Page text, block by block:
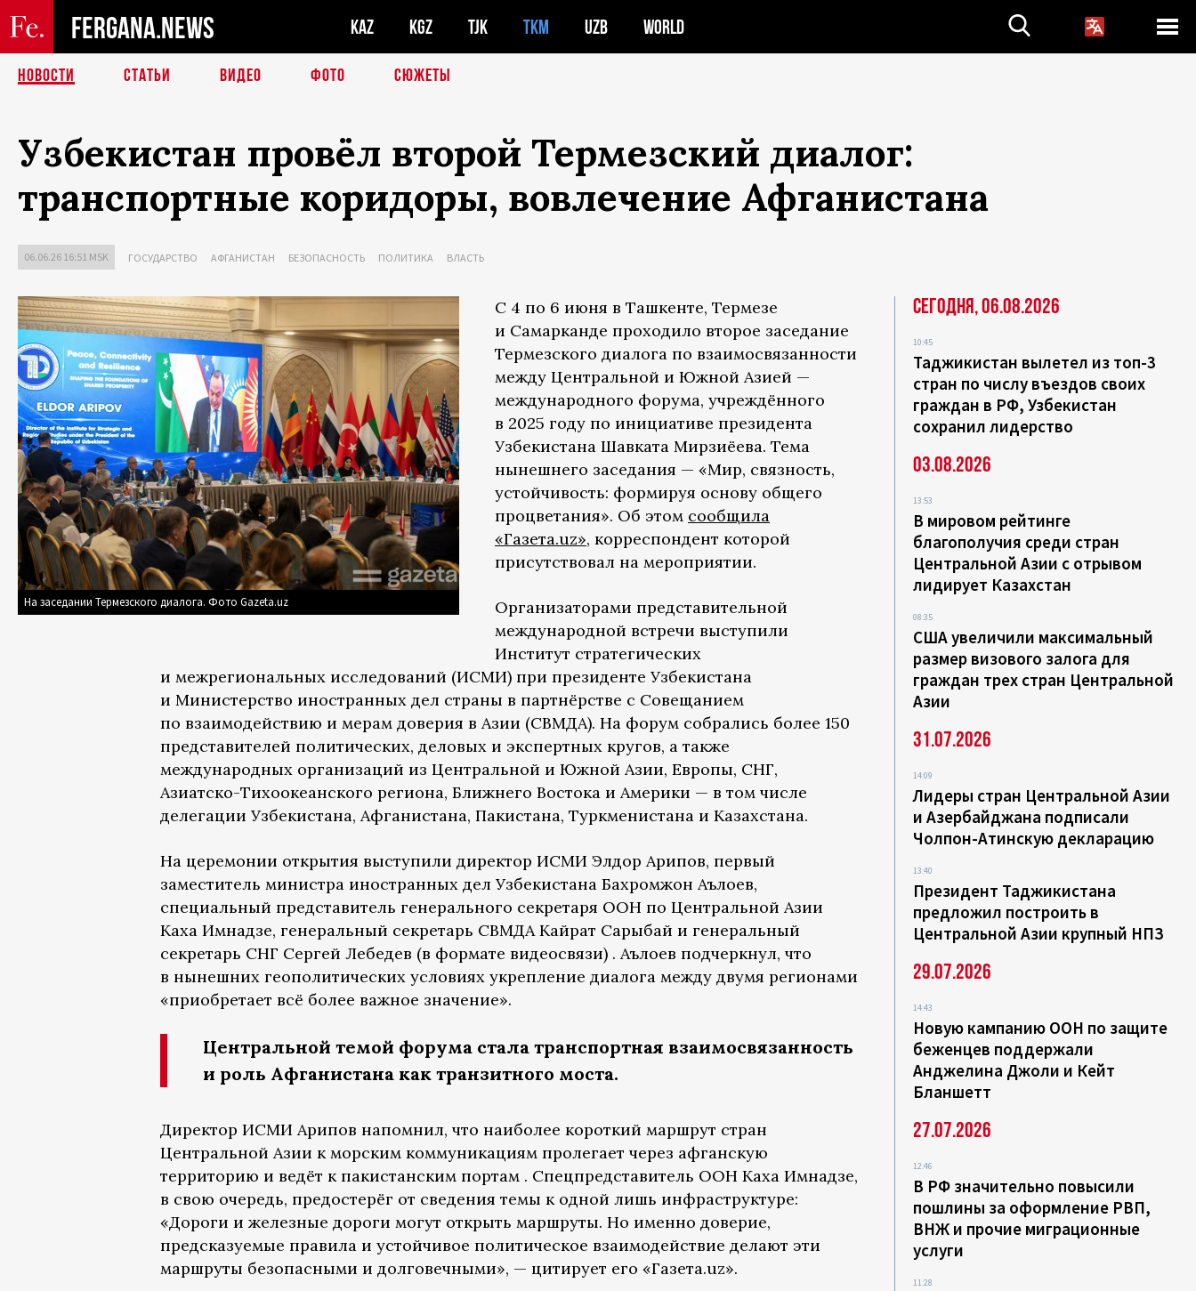
FERGANA.NEWS KAZ KGZ TJK TKM UZB WORLD
НОВОСТИ СТАТЬИ ВИДЕО ФОТО СЮЖЕТЫ
Узбекистан провёл второй Термезский диалог:
транспортные коридоры, вовлечение Афганистана
06.06.26 16:51 MSK ГОСУДАРСТВО АФГАНИСТАН БЕЗОПАСНОСТЬ ПОЛИТИКА ВЛАСТЬ
На заседании Термезского диалога. Фото Gazeta.uz
С 4 по 6 июня в Ташкенте, Термезе
и Самарканде проходило второе заседание
Термезского диалога по взаимосвязанности
между Центральной и Южной Азией —
международного форума, учреждённого
в 2025 году по инициативе президента
Узбекистана Шавката Мирзиёева. Тема
нынешнего заседания — «Мир, связность,
устойчивость: формируя основу общего
процветания». Об этом сообщила
«Газета.uz», корреспондент которой
присутствовал на мероприятии.
Организаторами представительной
международной встречи выступили
Институт стратегических
и межрегиональных исследований (ИСМИ) при президенте Узбекистана
и Министерство иностранных дел страны в партнёрстве с Совещанием
по взаимодействию и мерам доверия в Азии (СВМДА). На форум собрались более 150
представителей политических, деловых и экспертных кругов, а также
международных организаций из Центральной и Южной Азии, Европы, СНГ,
Азиатско-Тихоокеанского региона, Ближнего Востока и Америки — в том числе
делегации Узбекистана, Афганистана, Пакистана, Туркменистана и Казахстана.
На церемонии открытия выступили директор ИСМИ Элдор Арипов, первый
заместитель министра иностранных дел Узбекистана Бахромжон Аълоев,
специальный представитель генерального секретаря ООН по Центральной Азии
Каха Имнадзе, генеральный секретарь СВМДА Кайрат Сарыбай и генеральный
секретарь СНГ Сергей Лебедев (в формате видеосвязи) . Аълоев подчеркнул, что
в нынешних геополитических условиях укрепление диалога между двумя регионами
«приобретает всё более важное значение».
Центральной темой форума стала транспортная взаимосвязанность
и роль Афганистана как транзитного моста.
Директор ИСМИ Арипов напомнил, что наиболее короткий маршрут стран
Центральной Азии к морским коммуникациям пролегает через афганскую
территорию и ведёт к пакистанским портам . Спецпредставитель ООН Каха Имнадзе,
в свою очередь, предостерёг от сведения темы к одной лишь инфраструктуре:
«Дороги и железные дороги могут открыть маршруты. Но именно доверие,
предсказуемые правила и устойчивое политическое взаимодействие делают эти
маршруты безопасными и долговечными», — цитирует его «Газета.uz».
Сегодня, 06.08.2026
10:45
Таджикистан вылетел из топ-3
стран по числу въездов своих
граждан в РФ, Узбекистан
сохранил лидерство
03.08.2026
13:53
В мировом рейтинге
благополучия среди стран
Центральной Азии с отрывом
лидирует Казахстан
08:35
США увеличили максимальный
размер визового залога для
граждан трех стран Центральной
Азии
31.07.2026
14:09
Лидеры стран Центральной Азии
и Азербайджана подписали
Чолпон-Атинскую декларацию
13:40
Президент Таджикистана
предложил построить в
Центральной Азии крупный НПЗ
29.07.2026
14:43
Новую кампанию ООН по защите
беженцев поддержали
Анджелина Джоли и Кейт
Бланшетт
27.07.2026
12:46
В РФ значительно повысили
пошлины за оформление РВП,
ВНЖ и прочие миграционные
услуги
11:28